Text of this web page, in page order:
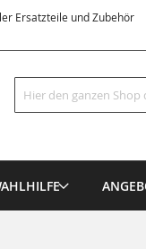
Ersatzteile und Zubehör
Suche